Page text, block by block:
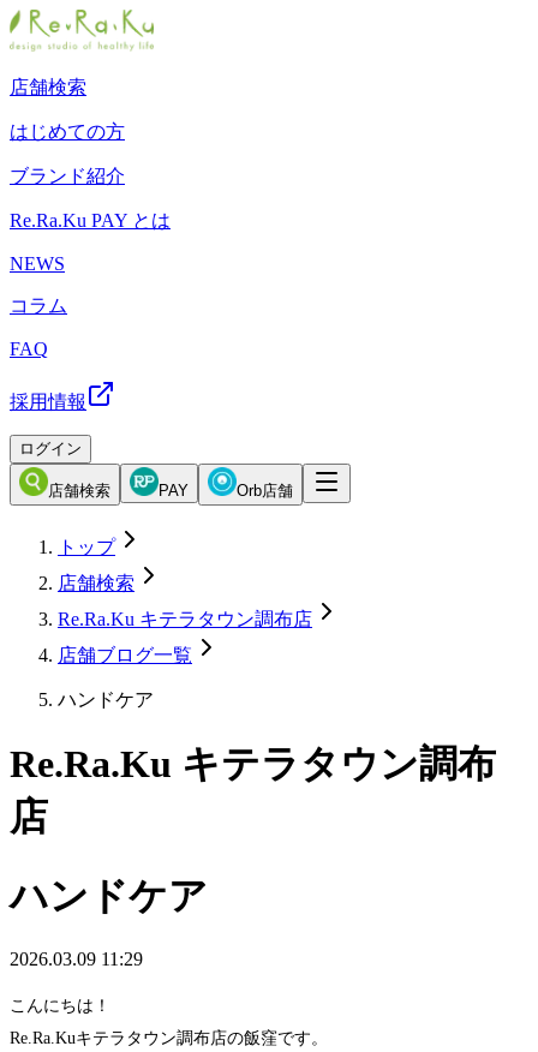
店舗検索
はじめての方
ブランド紹介
Re.Ra.Ku PAY とは
NEWS
コラム
FAQ
採用情報
ログイン
店舗検索 PAY Orb店舗
トップ
店舗検索
Re.Ra.Ku キテラタウン調布店
店舗ブログ一覧
ハンドケア
Re.Ra.Ku キテラタウン調布
店
ハンドケア
2026.03.09 11:29
こんにちは！
Re.Ra.Kuキテラタウン調布店の飯窪です。